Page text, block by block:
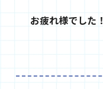
お疲れ様でした！